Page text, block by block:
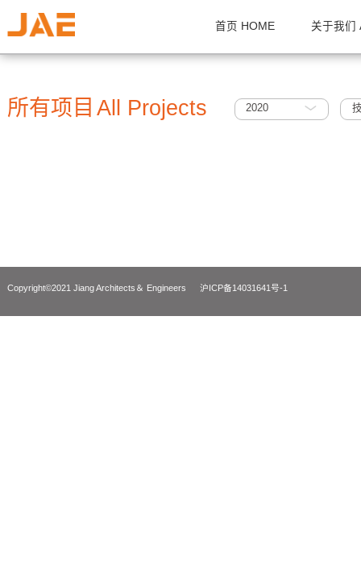
首页 HOME 关
所有项目 All Projects 2020
Copyright©2021 Jiang Architects＆ Engineers 沪ICP备14031641号-1